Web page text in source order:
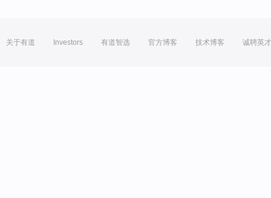
关于有道 Investors 有道智选 官方博客 技术博客 诚聘英才